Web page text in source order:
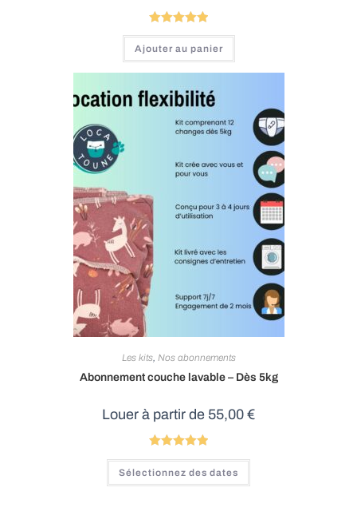
Note5.00
sur 5
Ajouter au panier
Les kits, Nos abonnements
Abonnement couche lavable – Dès 5kg
Louer à partir de 55,00 €
Note5.00
sur 5
Sélectionnez des dates